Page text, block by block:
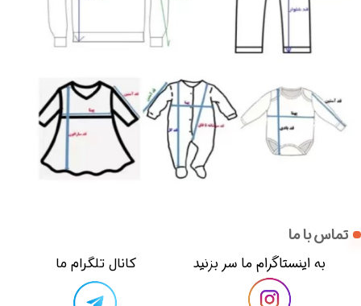
تماس با ما
​​به اینستاگرام ما سر بزنید​​​​​​​ ​کانال تلگرام ما